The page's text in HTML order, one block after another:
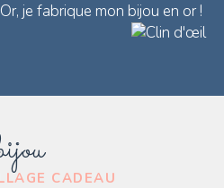
CADEAU
je fabrique mon bijou en or !